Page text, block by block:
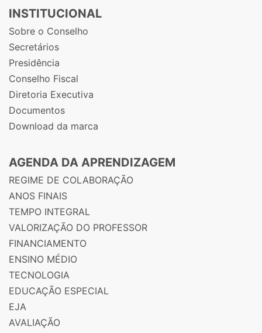
INSTITUCIONAL
Sobre o Conselho
Secretários
Presidência
Conselho Fiscal
Diretoria Executiva
Documentos
Download da marca
AGENDA DA APRENDIZAGEM
REGIME DE COLABORAÇÃO
ANOS FINAIS
TEMPO INTEGRAL
VALORIZAÇÃO DO PROFESSOR
FINANCIAMENTO
ENSINO MÉDIO
TECNOLOGIA
EDUCAÇÃO ESPECIAL
EJA
AVALIAÇÃO